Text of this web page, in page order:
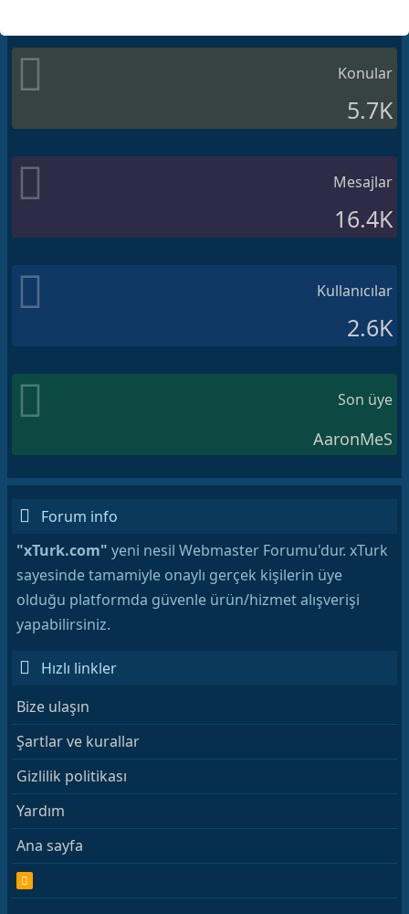
Konular
5.7K
Mesajlar
16.4K
Kullanıcılar
2.6K
Son üye
AaronMeS
Forum info
"xTurk.com" yeni nesil Webmaster Forumu'dur. xTurk
sayesinde tamamiyle onaylı gerçek kişilerin üye
olduğu platformda güvenle ürün/hizmet alışverişi
yapabilirsiniz.
Hızlı linkler
Bize ulaşın
Şartlar ve kurallar
Gizlilik politikası
Yardım
Ana sayfa
R
S